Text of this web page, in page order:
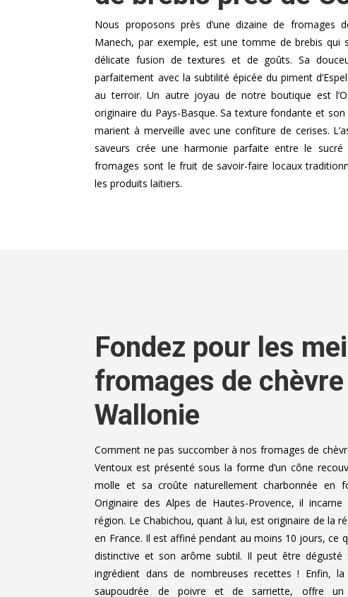
Nous proposons près d’une dizaine de fromages
Manech, par exemple, est une tomme de brebis qui
délicate fusion de textures et de goûts. Sa
parfaitement avec la subtilité épicée du piment
au terroir. Un autre joyau de notre boutique est
originaire du Pays-Basque. Sa texture fondante et
marient à merveille avec une confiture de cerises.
saveurs crée une harmonie parfaite entre le
fromages sont le fruit de savoir-faire locaux
les produits laitiers.
Fondez pour les
fromages de chèvre
Wallonie
Comment ne pas succomber à nos fromages de
Ventoux est présenté sous la forme d’un cône
molle et sa croûte naturellement charbonnée en
Originaire des Alpes de Hautes-Provence, il incarne
région. Le Chabichou, quant à lui, est originaire de la
en France. Il est affiné pendant au moins 10 jours, ce
distinctive et son arôme subtil. Il peut être dégusté
ingrédient dans de nombreuses recettes ! Enfin,
saupoudrée de poivre et de sarriette, offre un